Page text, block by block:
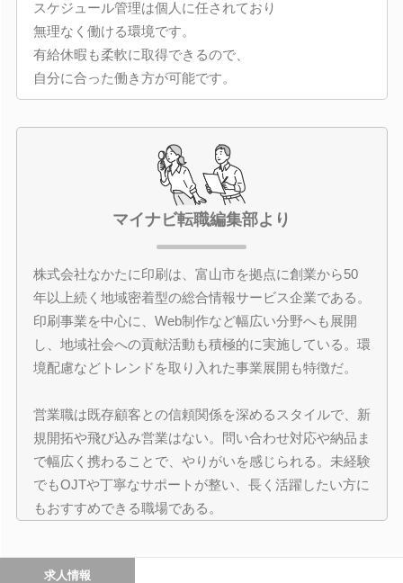
スケジュール管理は個人に任されており
無理なく働ける環境です。
有給休暇も柔軟に取得できるので、
自分に合った働き方が可能です。
マイナビ転職編集部より
株式会社なかたに印刷は、富山市を拠点に創業から50
年以上続く地域密着型の総合情報サービス企業である。
印刷事業を中心に、Web制作など幅広い分野へも展開
し、地域社会への貢献活動も積極的に実施している。環
境配慮などトレンドを取り入れた事業展開も特徴だ。
営業職は既存顧客との信頼関係を深めるスタイルで、新
規開拓や飛び込み営業はない。問い合わせ対応や納品ま
で幅広く携わることで、やりがいを感じられる。未経験
でもOJTや丁寧なサポートが整い、長く活躍したい方に
もおすすめできる職場である。
求人情報